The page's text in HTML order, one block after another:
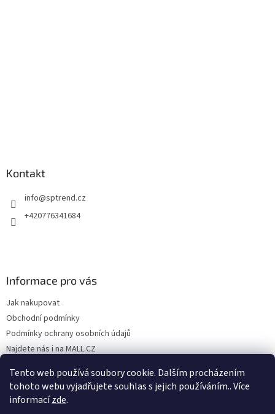
Tento web používá soubory cookie. Dalším procházením
tohoto webu vyjadřujete souhlas s jejich používáním.. Více
informacízde.
Kontakt
info@sptrend.cz
+420776341684
Informace pro vás
Jak nakupovat
Obchodní podmínky
Podmínky ochrany osobních údajů
Najdete nás i na MALL.CZ
Formulář pro uplatnění reklamace